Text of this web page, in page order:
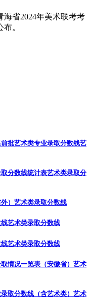
海省2024年美术联考考
。
批艺术类专业录取分数线艺
分数线统计表艺术类录取分
） 艺术类录取分数线
艺术类录取分数线
线艺术类录取分数线
情况一览表（安徽省） 艺术
取分数线（含艺术类） 艺术